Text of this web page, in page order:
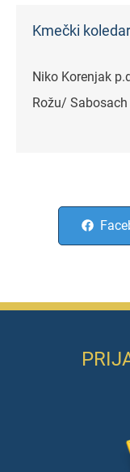
Kmečki
Niko Korenjak
Rožu/